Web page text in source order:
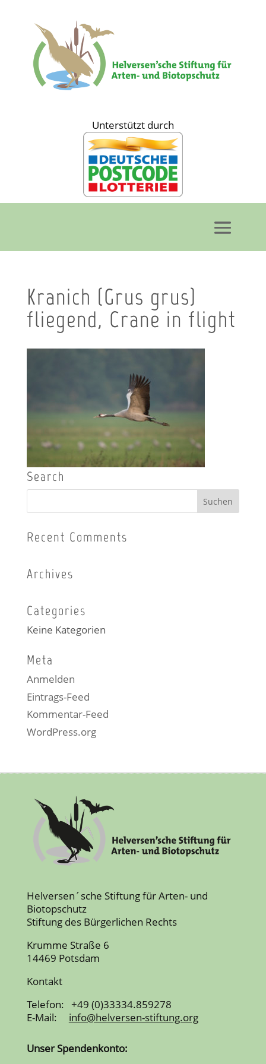
Unterstützt durch
Kranich (Grus grus)
fliegend, Crane in flight
Search
Recent Comments
Archives
Categories
Keine Kategorien
Meta
Anmelden
Eintrags-Feed
Kommentar-Feed
WordPress.org
Helversen´sche Stiftung für Arten- und
Biotopschutz
Stiftung des Bürgerlichen Rechts
Krumme Straße 6
14469 Potsdam
Kontakt
Telefon: +49 (0)33334.859278
E-Mail:
info@helversen-stiftung.org
Unser Spendenkonto: